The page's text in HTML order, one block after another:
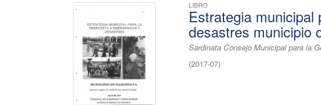
LIBRO
Estrategia
desastres municipio
Sardinata Consejo Municipal para la
(2017-07)